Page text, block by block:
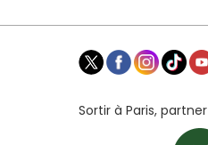
Sortir à Paris,